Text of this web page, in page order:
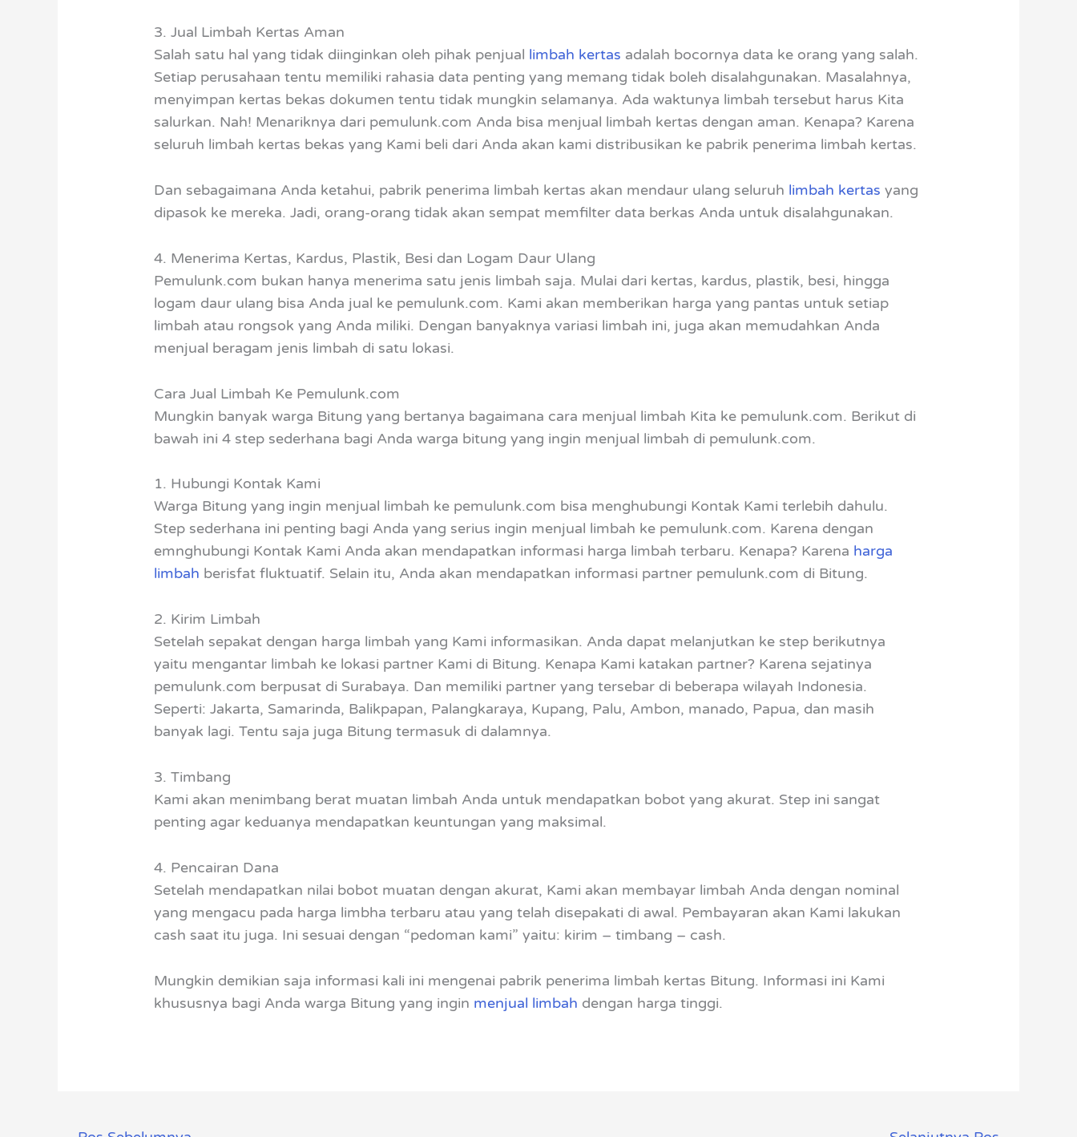
3. Jual Limbah Kertas Aman
Salah satu hal yang tidak diinginkan oleh pihak penjual limbah kertas adalah bocornya data ke orang yang salah.
Setiap perusahaan tentu memiliki rahasia data penting yang memang tidak boleh disalahgunakan. Masalahnya,
menyimpan kertas bekas dokumen tentu tidak mungkin selamanya. Ada waktunya limbah tersebut harus Kita
salurkan. Nah! Menariknya dari pemulunk.com Anda bisa menjual limbah kertas dengan aman. Kenapa? Karena
seluruh limbah kertas bekas yang Kami beli dari Anda akan kami distribusikan ke pabrik penerima limbah kertas.
Dan sebagaimana Anda ketahui, pabrik penerima limbah kertas akan mendaur ulang seluruh limbah kertas yang
dipasok ke mereka. Jadi, orang-orang tidak akan sempat memfilter data berkas Anda untuk disalahgunakan.
4. Menerima Kertas, Kardus, Plastik, Besi dan Logam Daur Ulang
Pemulunk.com bukan hanya menerima satu jenis limbah saja. Mulai dari kertas, kardus, plastik, besi, hingga
logam daur ulang bisa Anda jual ke pemulunk.com. Kami akan memberikan harga yang pantas untuk setiap
limbah atau rongsok yang Anda miliki. Dengan banyaknya variasi limbah ini, juga akan memudahkan Anda
menjual beragam jenis limbah di satu lokasi.
Cara Jual Limbah Ke Pemulunk.com
Mungkin banyak warga Bitung yang bertanya bagaimana cara menjual limbah Kita ke pemulunk.com. Berikut di
bawah ini 4 step sederhana bagi Anda warga bitung yang ingin menjual limbah di pemulunk.com.
1. Hubungi Kontak Kami
Warga Bitung yang ingin menjual limbah ke pemulunk.com bisa menghubungi Kontak Kami terlebih dahulu.
Step sederhana ini penting bagi Anda yang serius ingin menjual limbah ke pemulunk.com. Karena dengan
emnghubungi Kontak Kami Anda akan mendapatkan informasi harga limbah terbaru. Kenapa? Karena harga
limbah berisfat fluktuatif. Selain itu, Anda akan mendapatkan informasi partner pemulunk.com di Bitung.
2. Kirim Limbah
Setelah sepakat dengan harga limbah yang Kami informasikan. Anda dapat melanjutkan ke step berikutnya
yaitu mengantar limbah ke lokasi partner Kami di Bitung. Kenapa Kami katakan partner? Karena sejatinya
pemulunk.com berpusat di Surabaya. Dan memiliki partner yang tersebar di beberapa wilayah Indonesia.
Seperti: Jakarta, Samarinda, Balikpapan, Palangkaraya, Kupang, Palu, Ambon, manado, Papua, dan masih
banyak lagi. Tentu saja juga Bitung termasuk di dalamnya.
3. Timbang
Kami akan menimbang berat muatan limbah Anda untuk mendapatkan bobot yang akurat. Step ini sangat
penting agar keduanya mendapatkan keuntungan yang maksimal.
4. Pencairan Dana
Setelah mendapatkan nilai bobot muatan dengan akurat, Kami akan membayar limbah Anda dengan nominal
yang mengacu pada harga limbha terbaru atau yang telah disepakati di awal. Pembayaran akan Kami lakukan
cash saat itu juga. Ini sesuai dengan “pedoman kami” yaitu: kirim – timbang – cash.
Mungkin demikian saja informasi kali ini mengenai pabrik penerima limbah kertas Bitung. Informasi ini Kami
khususnya bagi Anda warga Bitung yang ingin menjual limbah dengan harga tinggi.